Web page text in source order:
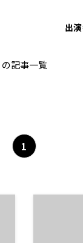
出
保純子
の記事一覧
1